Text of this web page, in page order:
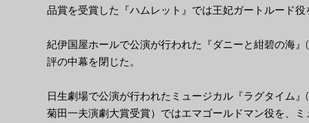
品賞を受賞した『ハムレット』では王妃ガートルード
紀伊国屋ホールで公演が行われた『ダニーと紺碧の海
評の中幕を閉じた。
日生劇場で公演が行われたミュージカル『ラグタイム
菊田一夫演劇大賞受賞） ではエマゴールドマン役を、